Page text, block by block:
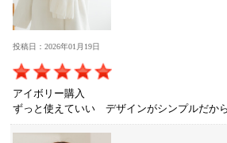
投稿日：2026年01月19日
アイボリー購入
ずっと使えていい デザインがシンプルだから